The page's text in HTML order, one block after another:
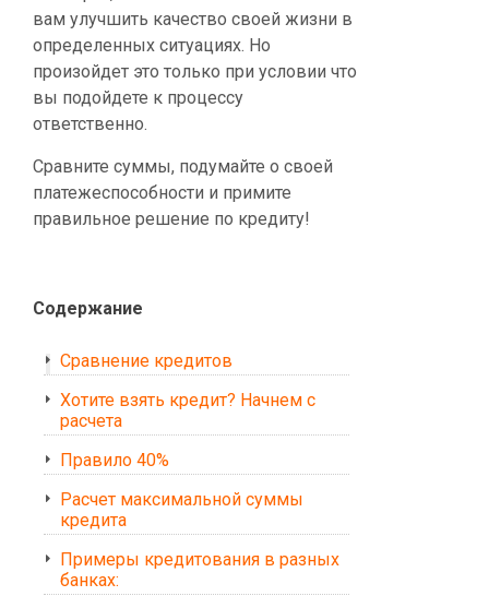
вам улучшить качество своей жизни в
определенных ситуациях. Но
произойдет это только при условии что
вы подойдете к процессу
ответственно.
Сравните суммы, подумайте о своей
платежеспособности и примите
правильное решение по кредиту!
Cодержание
Сравнение кредитов
Хотите взять кредит? Начнем с
расчета
Правило 40%
Расчет максимальной суммы
кредита
Примеры кредитования в разных
банках: